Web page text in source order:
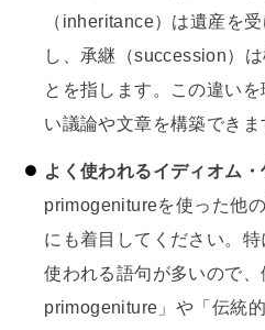
（inheritance）は遺産を
し、承継（succession）
とを指します。この違い
い議論や文章を構築できま
よく使われるイディオム
primogenitureを使った他
にも着目してください。
使われる語句が多いので
primogeniture」や「伝統